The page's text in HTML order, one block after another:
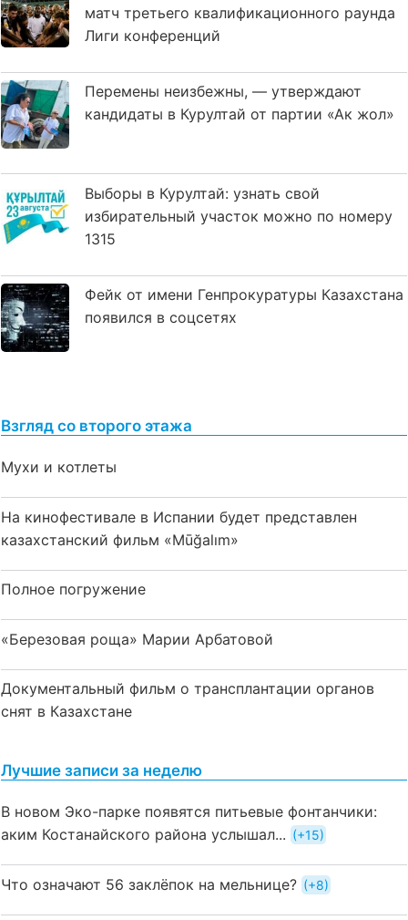
матч третьего квалификационного раунда
Лиги конференций
Перемены неизбежны, — утверждают
кандидаты в Курултай от партии «Ак жол»
Выборы в Курултай: узнать свой
избирательный участок можно по номеру
1315
Фейк от имени Генпрокуратуры Казахстана
появился в соцсетях
Взгляд со второго этажа
Мухи и котлеты
На кинофестивале в Испании будет представлен
казахстанский фильм «Mūğalım»
Полное погружение
«Березовая роща» Марии Арбатовой
Документальный фильм о трансплантации органов
снят в Казахстане
Лучшие записи за неделю
В новом Эко-парке появятся питьевые фонтанчики:
аким Костанайского района услышал...
+15
Что означают 56 заклёпок на мельнице? +8